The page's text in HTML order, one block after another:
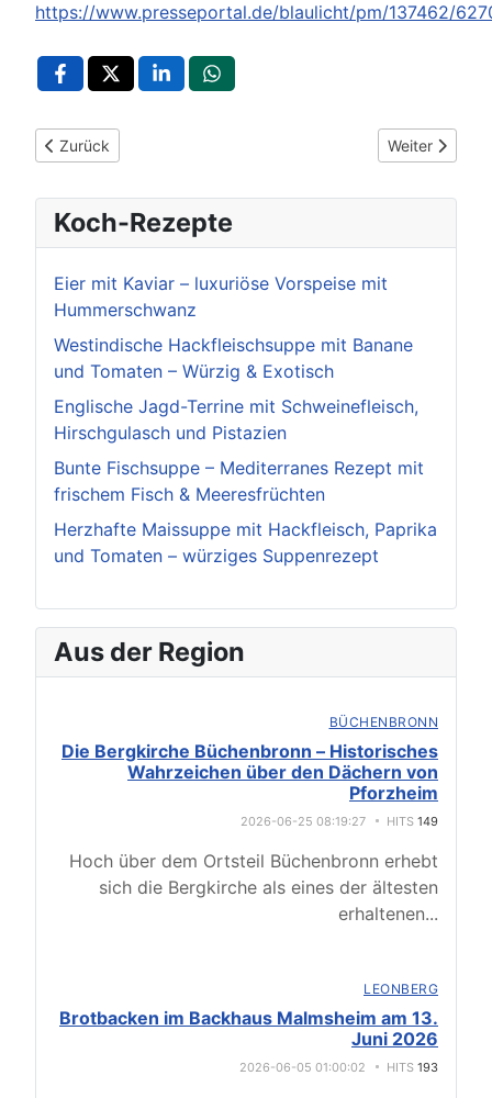
https://www.presseportal.de/blaulicht/pm/137462/
Vorheriger Beitrag: POL-Pforzheim: (FDS) Pfalzgrafenweiler
Zurück Nächster
Weiter
Koch-Rezepte
Eier mit Kaviar – luxuriöse Vorspeise mit
Hummerschwanz
Westindische Hackfleischsuppe mit Banane
und Tomaten – Würzig & Exotisch
Englische Jagd-Terrine mit Schweinefleisch,
Hirschgulasch und Pistazien
Bunte Fischsuppe – Mediterranes Rezept mit
frischem Fisch & Meeresfrüchten
Herzhafte Maissuppe mit Hackfleisch, Paprika
und Tomaten – würziges Suppenrezept
Aus der Region
BÜCHENBRONN
Die Bergkirche Büchenbronn – Historisches
Wahrzeichen über den Dächern von
Pforzheim
2026-06-25 08:19:27 HITS 149
Hoch über dem Ortsteil Büchenbronn erhebt
sich die Bergkirche als eines der ältesten
erhaltenen...
LEONBERG
Brotbacken im Backhaus Malmsheim am 13.
Juni 2026
2026-06-05 01:00:02 HITS 193